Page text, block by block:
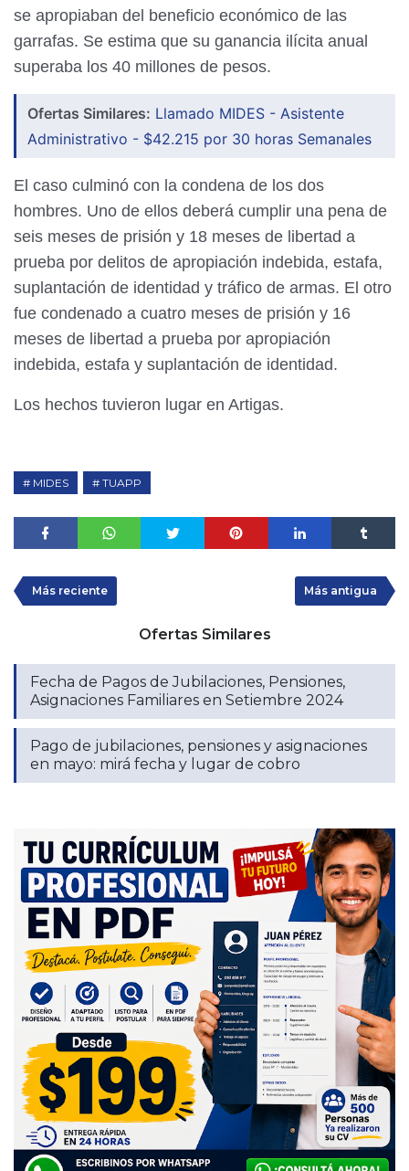
se apropiaban del beneficio económico de las
garrafas. Se estima que su ganancia ilícita anual
superaba los 40 millones de pesos.
Ofertas Similares: Llamado MIDES - Asistente
Administrativo - $42.215 por 30 horas Semanales
El caso culminó con la condena de los dos
hombres. Uno de ellos deberá cumplir una pena de
seis meses de prisión y 18 meses de libertad a
prueba por delitos de apropiación indebida, estafa,
suplantación de identidad y tráfico de armas. El otro
fue condenado a cuatro meses de prisión y 16
meses de libertad a prueba por apropiación
indebida, estafa y suplantación de identidad.
Los hechos tuvieron lugar en Artigas.
MIDES TUAPP
Más reciente Más antigua
Ofertas Similares
Fecha de Pagos de Jubilaciones, Pensiones,
Asignaciones Familiares en Setiembre 2024
Pago de jubilaciones, pensiones y asignaciones
en mayo: mirá fecha y lugar de cobro